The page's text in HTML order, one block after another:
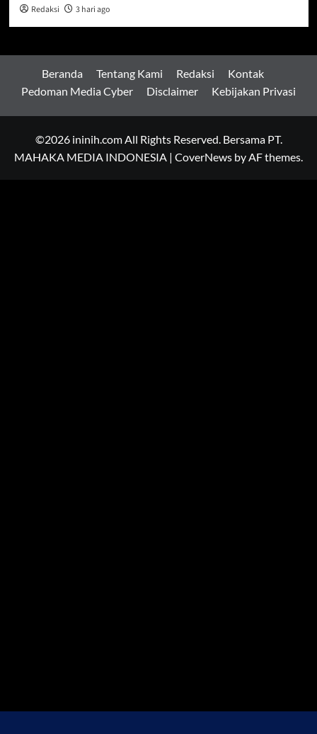
Redaksi 3 hari ago
Beranda Tentang Kami Redaksi
Kontak
Pedoman Media Cyber
Disclaimer Kebijakan Privasi
©2026 ininih.com All Rights Reserved. Bersama PT.
MAHAKA MEDIA INDONESIA | CoverNews by AF themes.